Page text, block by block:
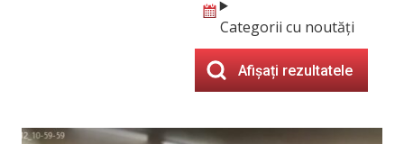
Categorii cu noutăți
Afișați rezultatele